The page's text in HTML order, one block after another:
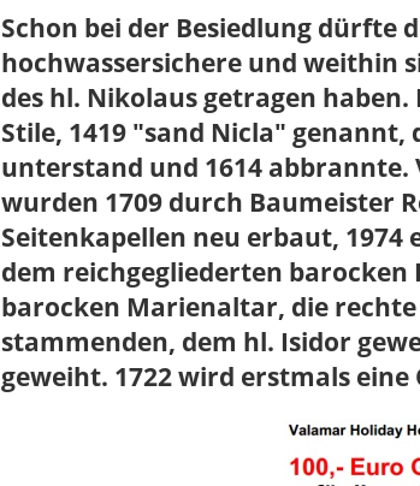
Schon bei der Besiedlung dürfte
hochwassersichere und weithin
des hl. Nikolaus getragen
Stile, 1419 "sand Nicla"
unterstand und 1614
wurden 1709 durch Baumeister
Seitenkapellen neu erbaut, 1974
dem reichgegliederten
barocken Marienaltar, die
stammenden, dem hl. Isidor
geweiht. 1722 wird erstmals